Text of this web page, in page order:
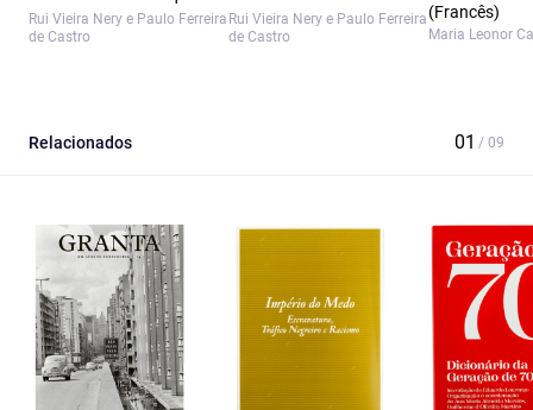
Rui Vieira Nery e Paulo Ferreira
de Castro
Rui Vieira Nery e Paulo Ferreira
de Castro
(Francês)
Maria Leonor
Relacionados